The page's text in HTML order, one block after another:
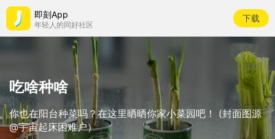
即刻App
年轻人的同好社区
下载
吃啥种啥
你也在阳台种菜吗？在这里晒晒你家小菜园吧！ (封面图源
@宇宙起床困难户）